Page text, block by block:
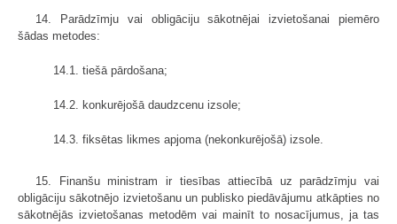
14. Parādzīmju vai obligāciju sākotnējai izvietošanai piemēro
šādas metodes:
14.1. tiešā pārdošana;
14.2. konkurējošā daudzcenu izsole;
14.3. fiksētas likmes apjoma (nekonkurējošā) izsole.
15. Finanšu ministram ir tiesības attiecībā uz parādzīmju vai
obligāciju sākotnējo izvietošanu un publisko piedāvājumu atkāpties no
sākotnējās izvietošanas metodēm vai mainīt to nosacījumus, ja tas